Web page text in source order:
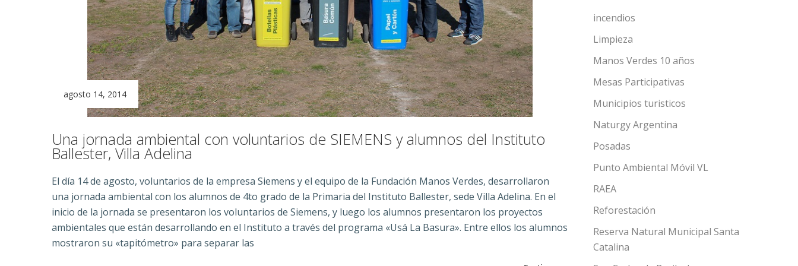
agosto 14, 2014
Una jornada ambiental con voluntarios de SIEMENS y alumnos del Instituto
Ballester, Villa Adelina
El día 14 de agosto, voluntarios de la empresa Siemens y el equipo de la Fundación Manos Verdes, desarrollaron
una jornada ambiental con los alumnos de 4to grado de la Primaria del Instituto Ballester, sede Villa Adelina. En el
inicio de la jornada se presentaron los voluntarios de Siemens, y luego los alumnos presentaron los proyectos
ambientales que están desarrollando en el Instituto a través del programa «Usá La Basura». Entre ellos los alumnos
mostraron su «tapitómetro» para separar las
incendios
Limpieza
Manos Verdes 10 años
Mesas Participativas
Municipios turisticos
Naturgy Argentina
Posadas
Punto Ambiental Móvil VL
RAEA
Reforestación
Reserva Natural Municipal Santa
Catalina